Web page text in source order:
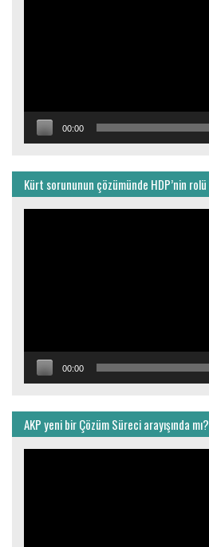
00:00
Kürt sorununun çözümünde HDP’nin rolü
00:00
AKP yeni bir Çözüm Süreci arayışında mı?